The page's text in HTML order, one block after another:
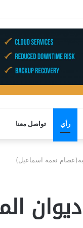
رأي تواصل معنا
نعمة اسماعيل)